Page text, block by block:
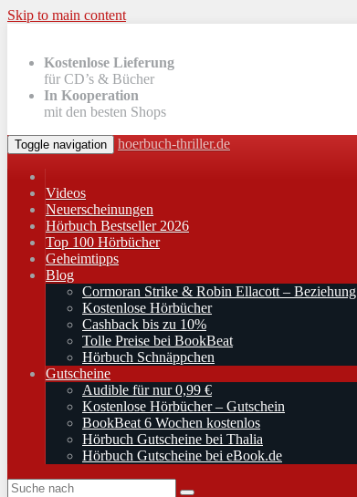
Skip to main content
Kostenlose Lieferung
für CD’s & Bücher
In Kooperation
mit den besten Shops
Toggle navigation hoerbuch-thriller.de
Videos
Neuerscheinungen
Hörbuch Bestseller 2026
Top 100 Hörbücher
Geheimtipps
Blog
Cormoran Strike & Robin Ellacott – Beziehung
Kostenlose Hörbücher
Cashback bis zu 10%
Tolle Preise bei BookBeat
Hörbuch Schnäppchen
Gutscheine
Audible für nur 0,99 €
Kostenlose Hörbücher – Gutschein
BookBeat 6 Wochen kostenlos
Hörbuch Gutscheine bei Thalia
Hörbuch Gutscheine bei eBook.de